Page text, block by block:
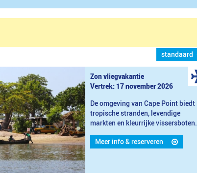
standaard
Zon vliegvakantie
Vertrek: 17 november 2026
De omgeving van Cape Point biedt
tropische stranden, levendige
markten en kleurrijke vissersboten.
Meer info & reserveren